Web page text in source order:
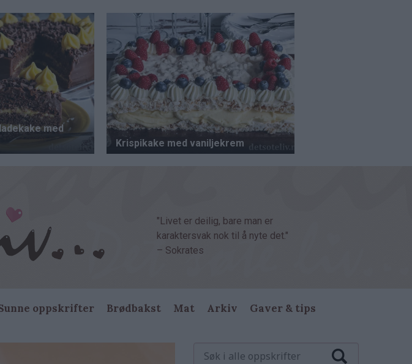
"Livet er deilig, bare man er
karaktersvak nok til å nyte det."
– Sokrates
oppskrifter Brødbakst Mat Arkiv Gaver & tips